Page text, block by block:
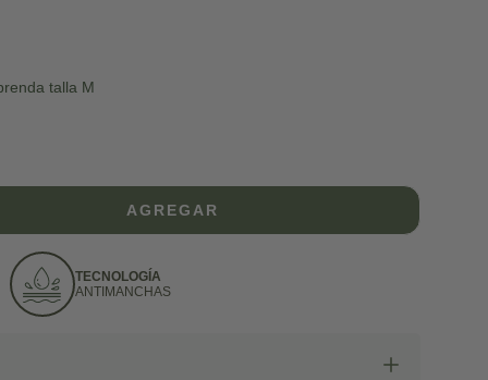
talla M
AGREGAR
TECNOLOGÍA
ANTIMANCHAS